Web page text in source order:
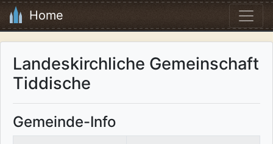
Home
Landeskirchliche Gemeinschaft
Tiddische
Gemeinde-Info